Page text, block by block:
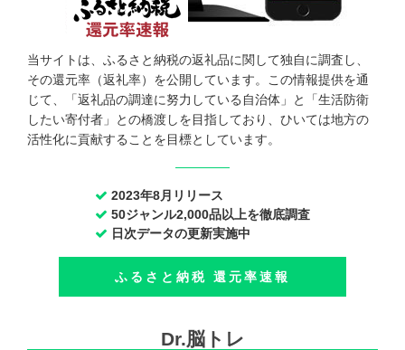
当サイトは、ふるさと納税の返礼品に関して独自に調査し、
その還元率（返礼率）を公開しています。この情報提供を通
じて、「返礼品の調達に努力している自治体」と「生活防衛
したい寄付者」との橋渡しを目指しており、ひいては地方の
活性化に貢献することを目標としています。
2023年8月リリース
50ジャンル2,000品以上を徹底調査
日次データの更新実施中
ふるさと納税 還元率速報
Dr.脳トレ